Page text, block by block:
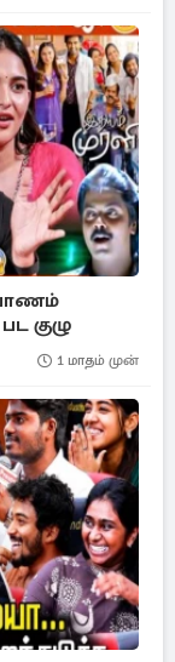
குழு
1 மாதம் முன்